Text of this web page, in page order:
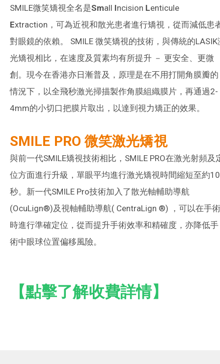
SMILE微笑矯視全名是Small Incision Lenticule
Extraction，可為近視和散光患者進行矯視，從而減低患
對眼鏡的依賴。 SMILE 微笑矯視的技術，與傳統的LASIK
光矯視相比，在速度及質素均有所提升 － 更安全、更微
創。現今在香港亦日漸普及，原理是在不用打開角膜瓣的
情況下，以全飛秒激光掃描製作角膜組織膜片，再通過2-
4mm的小切口把膜片取出，以達到視力矯正的效果。
SMILE PRO 微笑激光矯視
與前一代SMILE矯視技術相比，SMILE PRO在激光射頻及
位方面進行升級，單眼平均進行激光矯視時間縮短至約10
秒。新一代SMILE Pro技術加入了散光軸輔助導航
(OcuLign®)及視軸輔助導航( CentraLign ®) ，可以在手術
時進行準確定位，從而提升手術效率和精確度，亦降低手
術中眼球位置偏移風險。
【點擊了解收費詳情】